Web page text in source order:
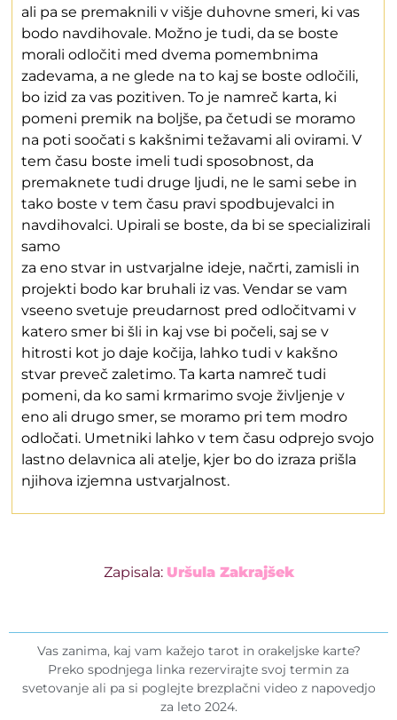
ali pa se premaknili v višje duhovne smeri, ki vas
bodo navdihovale. Možno je tudi, da se boste
morali odločiti med dvema pomembnima
zadevama, a ne glede na to kaj se boste odločili,
bo izid za vas pozitiven. To je namreč karta, ki
pomeni premik na boljše, pa četudi se moramo
na poti soočati s kakšnimi težavami ali ovirami. V
tem času boste imeli tudi sposobnost, da
premaknete tudi druge ljudi, ne le sami sebe in
tako boste v tem času pravi spodbujevalci in
navdihovalci. Upirali se boste, da bi se specializirali
samo
za eno stvar in ustvarjalne ideje, načrti, zamisli in
projekti bodo kar bruhali iz vas. Vendar se vam
vseeno svetuje preudarnost pred odločitvami v
katero smer bi šli in kaj vse bi počeli, saj se v
hitrosti kot jo daje kočija, lahko tudi v kakšno
stvar preveč zaletimo. Ta karta namreč tudi
pomeni, da ko sami krmarimo svoje življenje v
eno ali drugo smer, se moramo pri tem modro
odločati. Umetniki lahko v tem času odprejo svojo
lastno delavnica ali atelje, kjer bo do izraza prišla
njihova izjemna ustvarjalnost.
Zapisala: Uršula Zakrajšek
Vas zanima, kaj vam kažejo tarot in orakeljske karte?
Preko spodnjega linka rezervirajte svoj termin za
svetovanje ali pa si poglejte brezplačni video z napovedjo
za leto 2024.